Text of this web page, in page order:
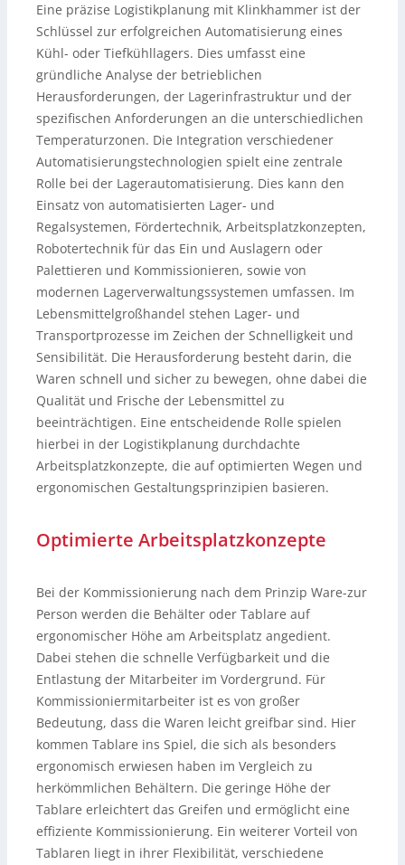
Eine präzise Logistikplanung mit Klinkhammer ist der
Schlüssel zur erfolgreichen Automatisierung eines
Kühl- oder Tiefkühllagers. Dies umfasst eine
gründliche Analyse der betrieblichen
Herausforderungen, der Lagerinfrastruktur und der
spezifischen Anforderungen an die unterschiedlichen
Temperaturzonen. Die Integration verschiedener
Automatisierungstechnologien spielt eine zentrale
Rolle bei der Lagerautomatisierung. Dies kann den
Einsatz von automatisierten Lager- und
Regalsystemen, Fördertechnik, Arbeitsplatzkonzepten,
Robotertechnik für das Ein und Auslagern oder
Palettieren und Kommissionieren, sowie von
modernen Lagerverwaltungssystemen umfassen. Im
Lebensmittelgroßhandel stehen Lager- und
Transportprozesse im Zeichen der Schnelligkeit und
Sensibilität. Die Herausforderung besteht darin, die
Waren schnell und sicher zu bewegen, ohne dabei die
Qualität und Frische der Lebensmittel zu
beeinträchtigen. Eine entscheidende Rolle spielen
hierbei in der Logistikplanung durchdachte
Arbeitsplatzkonzepte, die auf optimierten Wegen und
ergonomischen Gestaltungsprinzipien basieren.
Optimierte Arbeitsplatzkonzepte
Bei der Kommissionierung nach dem Prinzip Ware-zur
Person werden die Behälter oder Tablare auf
ergonomischer Höhe am Arbeitsplatz angedient.
Dabei stehen die schnelle Verfügbarkeit und die
Entlastung der Mitarbeiter im Vordergrund. Für
Kommissioniermitarbeiter ist es von großer
Bedeutung, dass die Waren leicht greifbar sind. Hier
kommen Tablare ins Spiel, die sich als besonders
ergonomisch erwiesen haben im Vergleich zu
herkömmlichen Behältern. Die geringe Höhe der
Tablare erleichtert das Greifen und ermöglicht eine
effiziente Kommissionierung. Ein weiterer Vorteil von
Tablaren liegt in ihrer Flexibilität, verschiedene